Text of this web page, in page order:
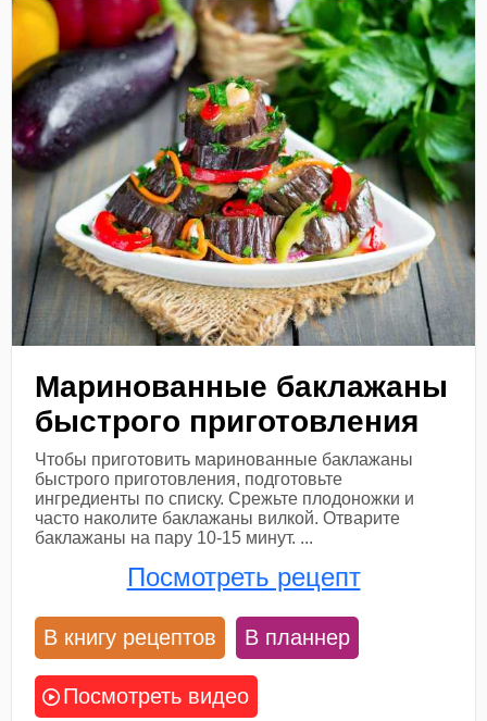
Маринованные баклажаны
быстрого приготовления
Чтобы приготовить маринованные баклажаны
быстрого приготовления, подготовьте
ингредиенты по списку. Срежьте плодоножки и
часто наколите баклажаны вилкой. Отварите
баклажаны на пару 10-15 минут. ...
Посмотреть рецепт
В книгу рецептов В планнер
Посмотреть видео